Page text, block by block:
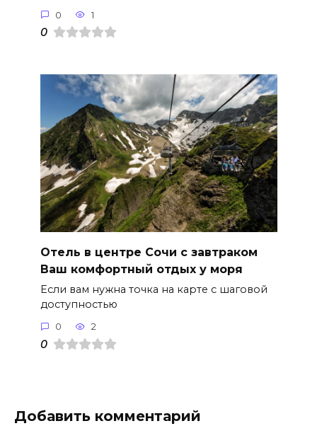
0 1
0
Отель в центре Сочи с завтраком
Ваш комфортный отдых у моря
Если вам нужна точка на карте с шаговой
доступностью
0 2
0
Добавить комментарий